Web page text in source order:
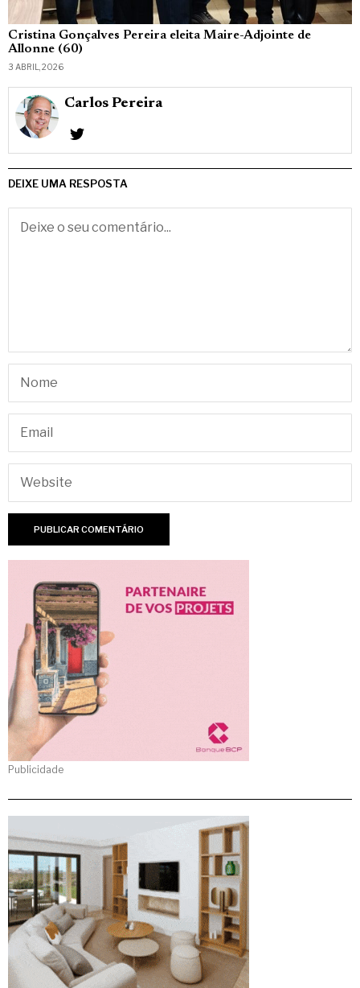
Cristina Gonçalves Pereira eleita Maire-Adjointe de
Allonne (60)
3 ABRIL, 2026
Carlos Pereira
DEIXE UMA RESPOSTA
Publicidade